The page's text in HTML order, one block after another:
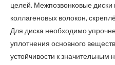
целей. Межпозвонковые диски
коллагеновых волокон,
Для диска необходимо
уплотнения основного
устойчивости к значительным